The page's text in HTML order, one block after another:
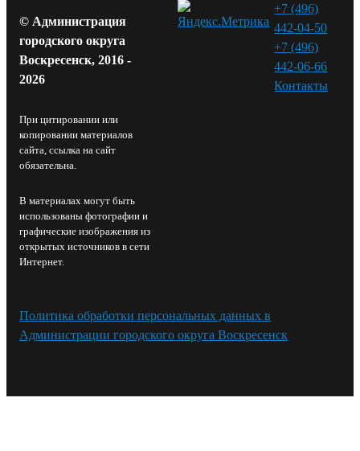
© Администрация
городского округа
Воскресенск, 2016 -
2026
При цитировании или
копировании материалов
сайта, ссылка на сайт
обязательна.
В материалах могут быть
использованы фотографии и
графические изображения из
открытых источников в сети
Интернет.
+7 (496)
442-04-50
+7 (496)
442-06-66
Контакты⁠
Политика обработки персональных данных в
Администрации городского округа Воскресенск